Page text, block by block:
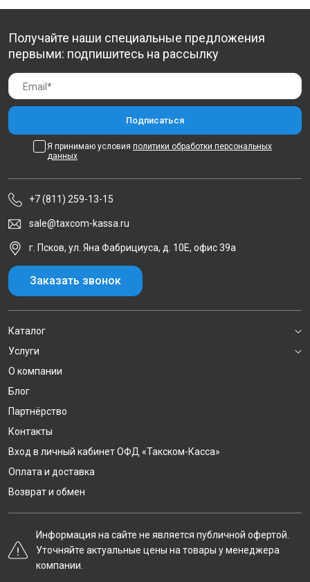
Получайте наши специальные предложения
первыми: подпишитесь на рассылку
Я принимаю условия политики обработки персональных
данных
+7 (811) 259-13-15
sale@taxcom-kassa.ru
г. Псков, ул. Яна Фабрициуса, д. 10Е, офис 39а
Заказать звонок
Каталог
Услуги
О компании
Блог
Партнёрство
Контакты
Вход в личный кабинет ОФД «Такском-Касса»
Оплата и доставка
Возврат и обмен
Информация на сайте не является публичной офертой.
Уточняйте актуальные цены на товары у менеджера
компании.